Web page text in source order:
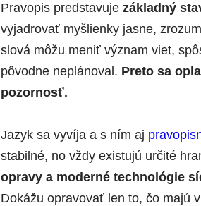
Pravopis predstavuje základný
vyjadrovať myšlienky jasne,
slová môžu meniť význam viet,
pôvodne neplánoval. Preto sa
pozornosť.
Jazyk sa vyvíja a s ním aj
stabilné, no vždy existujú určité
opravy a moderné technológie
Dokážu opravovať len to, čo majú